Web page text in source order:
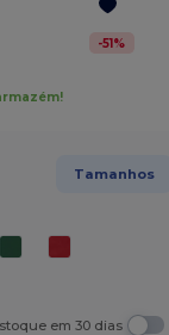
-51%
Tamanhos
em 30 dias